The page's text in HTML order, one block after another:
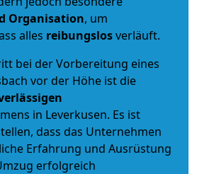
Organisation, um
alles reibungslosverläuft.
bei der Vorbereitung eines
vor der Höhe ist die
in Leverkusen. Es ist
dass das Unternehmen
Erfahrung und Ausrüstung
erfolgreich